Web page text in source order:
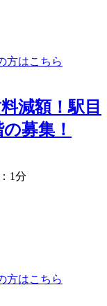
方はこちら
減額！駅目
募集！
1分
方はこちら